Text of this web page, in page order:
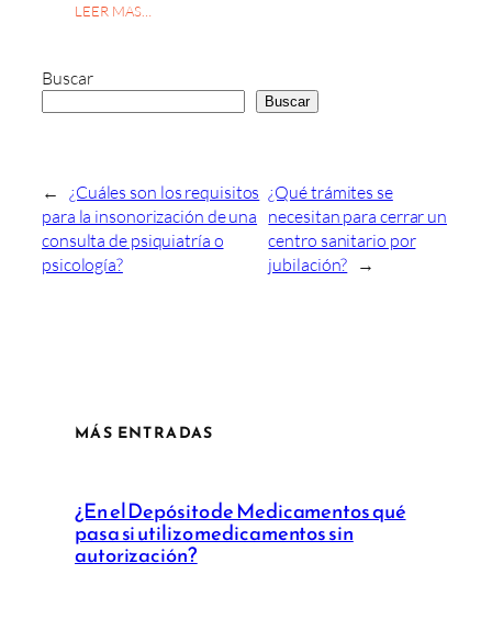
LEER MAS…
Buscar
Buscar
← ¿Cuáles son los requisitos
para la insonorización de una
consulta de psiquiatría o
psicología?
¿Qué trámites se
necesitan para cerrar un
centro sanitario por
jubilación? →
MÁS ENTRADAS
¿En el Depósito de Medicamentos qué
pasa si utilizo medicamentos sin
autorización?